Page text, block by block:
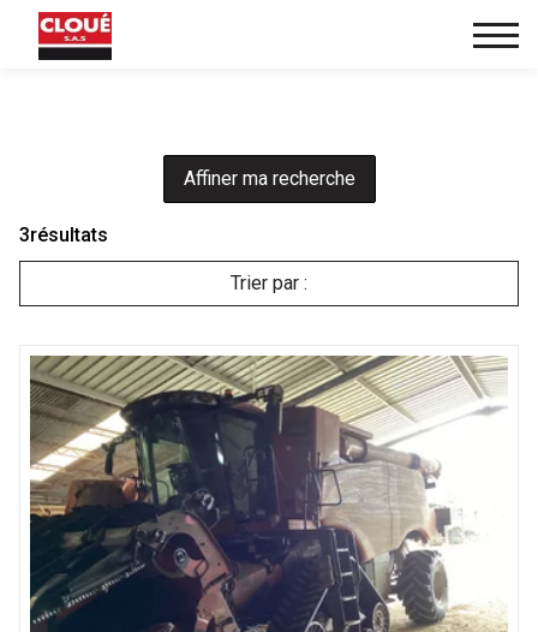
3résultats
Trier par :
Affiner ma recherche